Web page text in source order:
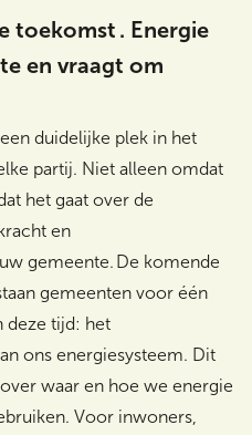
toekomst . Energie
en vraagt om
duidelijke plek in het
partij. Niet alleen omdat
het gaat over de
en
gemeente. De komende
gemeenten voor één
deze tijd: het
ons energiesysteem. Dit
waar en hoe we energie
Voor inwoners,